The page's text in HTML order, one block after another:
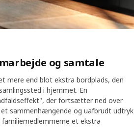
og samtale
mere end blot ekstra bordplads, den
i hjemmet. En
der fortsætter ned over
et sammenhængende og uafbrudt udtryk
et ekstra